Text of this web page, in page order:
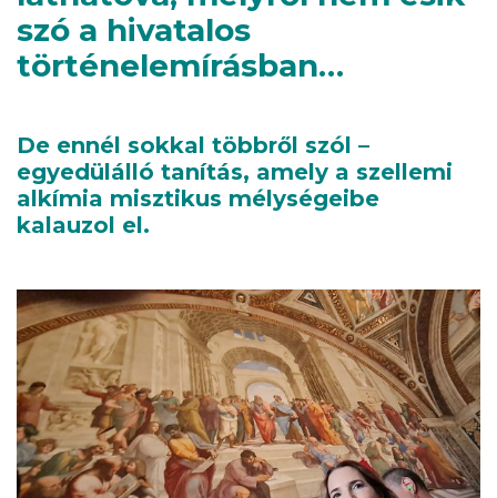
szó a hivatalos
történelemírásban…
De ennél sokkal többről szól –
egyedülálló tanítás, amely a szellemi
alkímia misztikus mélységeibe
kalauzol el.